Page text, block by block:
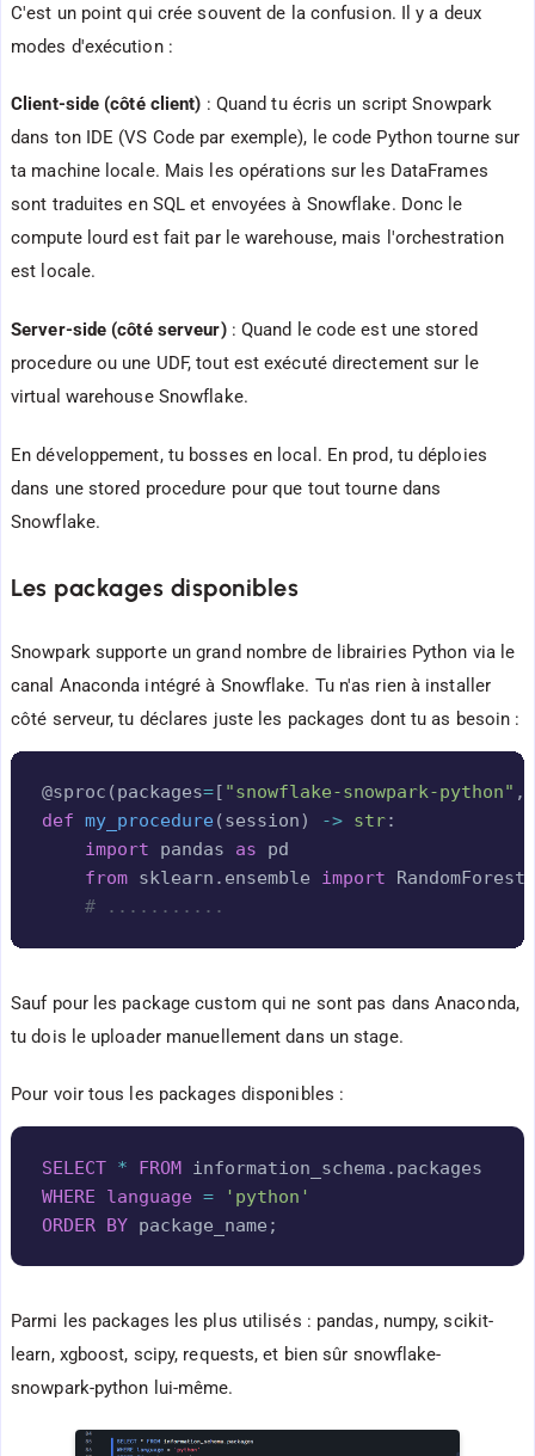
C'est un point qui crée souvent de la confusion. Il y a deux
modes d'exécution :
Client-side (côté client) : Quand tu écris un script Snowpark
dans ton IDE (VS Code par exemple), le code Python tourne sur
ta machine locale. Mais les opérations sur les DataFrames
sont traduites en SQL et envoyées à Snowflake. Donc le
compute lourd est fait par le warehouse, mais l'orchestration
est locale.
Server-side (côté serveur): Quand le code est une stored
procedure ou une UDF, tout est exécuté directement sur le
virtual warehouse Snowflake.
En développement, tu bosses en local. En prod, tu déploies
dans une stored procedure pour que tout tourne dans
Snowflake.
Les packages disponibles
Snowpark supporte un grand nombre de librairies Python via le
canal Anaconda intégré à Snowflake. Tu n'as rien à installer
côté serveur, tu déclares juste les packages dont tu as besoin :
@sproc (packages=[ "snowflake-snowpark-python" ,
def my_procedure (session) -> str:
import pandas as pd
from sklearn . ensemble import
# ...........
Sauf pour les package custom qui ne sont pas dans Anaconda,
tu dois le uploader manuellement dans un stage.
Pour voir tous les packages disponibles :
SELECT * FROM information_schema .
WHERE
language =
'python'
ORDER BY package_name ;
Parmi les packages les plus utilisés : pandas, numpy, scikit-
learn, xgboost, scipy, requests, et bien sûr snowflake-
snowpark-python lui-même.